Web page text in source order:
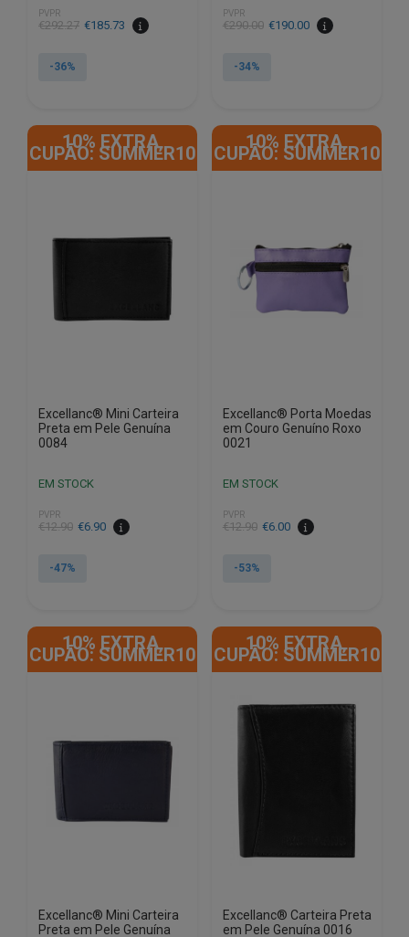
PVPR
€292.27
O
original
€185.73
O
atual
-36%
PVPR
€290.00
O
original
€190.00
O
atual
-34%
10% EXTRA,
CUPÃO: SUMMER10
Excellanc® Mini Carteira
Preta em Pele Genuína
0084
EM STOCK
PVPR
€12.90
O
original
€6.90
O
atual
-47%
10% EXTRA,
CUPÃO: SUMMER10
Excellanc® Porta Moedas
em Couro Genuíno Roxo
0021
EM STOCK
PVPR
€12.90
O
original
€6.00
O
atual
-53%
10% EXTRA,
CUPÃO: SUMMER10
Excellanc® Mini Carteira
Preta em Pele Genuína
10% EXTRA,
CUPÃO: SUMMER10
Excellanc® Carteira Preta
em Pele Genuína 0016